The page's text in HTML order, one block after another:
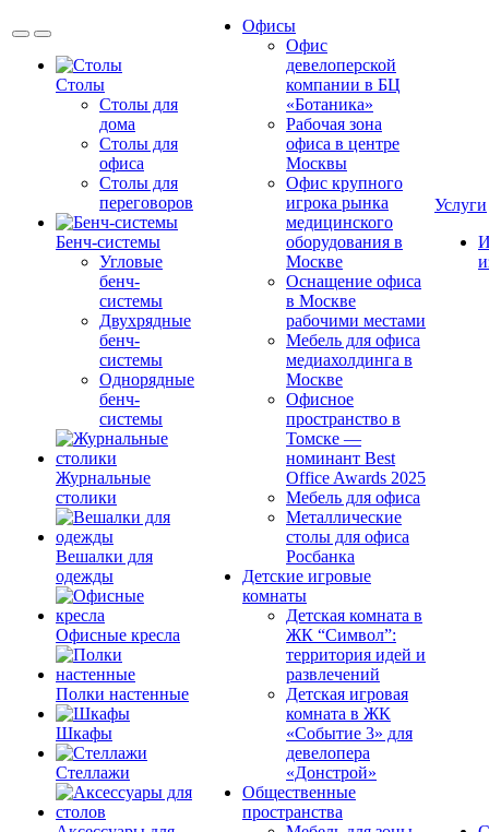
Столы
Столы для
дома
Столы для
офиса
Столы для
переговоров
Бенч-системы
Угловые
бенч-
системы
Двухрядные
бенч-
системы
Однорядные
бенч-
системы
Журнальные
столики
Вешалки для
одежды
Офисные кресла
Полки настенные
Шкафы
Стеллажи
Офисы
Офис
девелоперской
компании в БЦ
«Ботаника»
Рабочая зона
офиса в центре
Москвы
Офис крупного
игрока рынка
медицинского
оборудования в
Москве
Оснащение офиса
в Москве
рабочими местами
Мебель для офиса
медиахолдинга в
Москве
Офисное
пространство в
Томске —
номинант Best
Office Awards 2025
Мебель для офиса
Металлические
столы для офиса
Росбанка
Детские игровые
комнаты
Детская комната в
ЖК “Символ”:
территория идей и
развлечений
Детская игровая
комната в ЖК
«Событие 3» для
девелопера
«Донстрой»
Общественные
пространства
Услуги